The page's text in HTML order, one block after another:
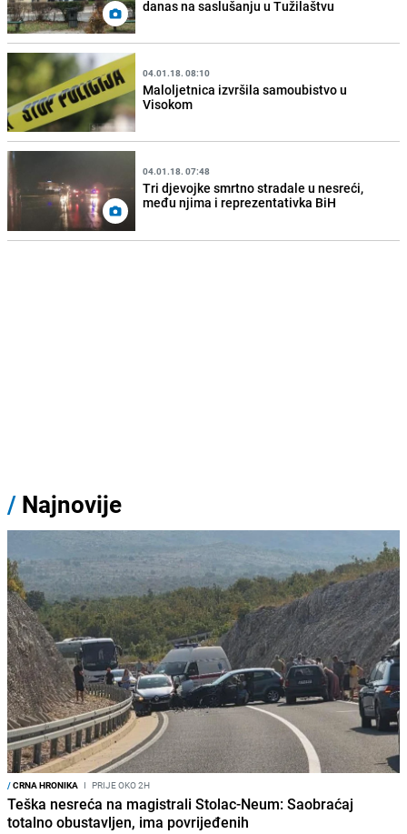
danas na saslušanju u Tužilaštvu
04.01.18. 08:10
Maloljetnica izvršila samoubistvo u
Visokom
04.01.18. 07:48
Tri djevojke smrtno stradale u nesreći,
među njima i reprezentativka BiH
/ Najnovije
/CRNA HRONIKA I PRIJE OKO 2H
Teška nesreća na magistrali Stolac-Neum: Saobraćaj
totalno obustavljen, ima povrijeđenih